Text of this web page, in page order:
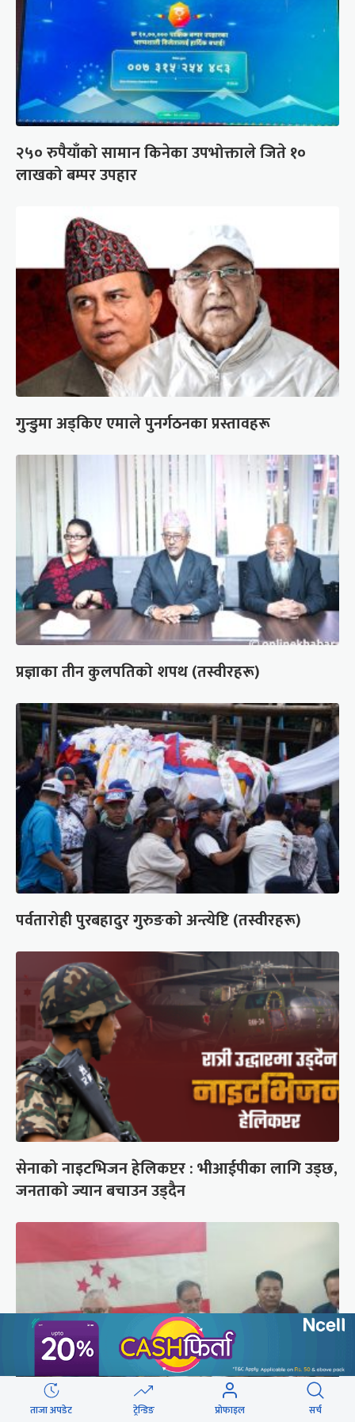
२५० रुपैयाँको सामान किनेका उपभोक्ताले जिते १०
लाखको बम्पर उपहार
गुन्डुमा अड्किए एमाले पुनर्गठनका प्रस्तावहरू
प्रज्ञाका तीन कुलपतिको शपथ (तस्वीरहरू)
पर्वतारोही पुरबहादुर गुरुङको अन्त्येष्टि (तस्वीरहरू)
सेनाको नाइटभिजन हेलिकप्टर : भीआईपीका लागि उड्छ,
जनताको ज्यान बचाउन उड्दैन
ताजा अपडेट ट्रेन्डिङ प्रोफाइल सर्च